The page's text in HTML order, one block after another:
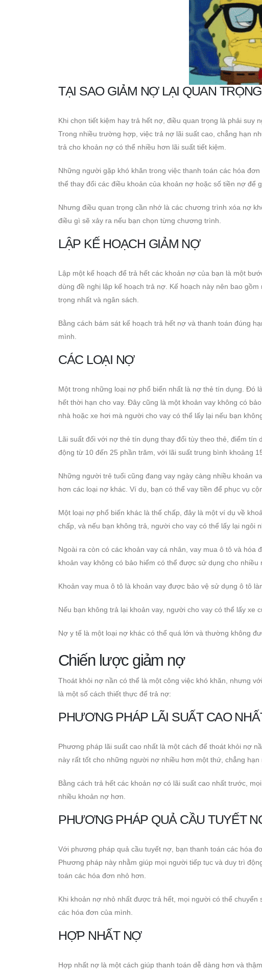
TẠI SAO GIẢM NỢ LẠI QUAN
Khi chọn tiết kiệm hay trả hết nợ, điều quan trọng là phải suy
Trong nhiều trường hợp, việc trả nợ lãi suất cao, chẳng hạn
trả cho khoản nợ có thể nhiều hơn lãi suất tiết kiệm.
Những người gặp khó khăn trong việc thanh toán các hóa
thể thay đổi các điều khoản của khoản nợ hoặc số tiền nợ để
Nhưng điều quan trọng cần nhớ là các chương trình xóa nợ
điều gì sẽ xảy ra nếu bạn chọn từng chương trình.
LẬP KẾ HOẠCH GIẢM NỢ
Lập một kế hoạch để trả hết các khoản nợ của bạn là một
dùng đề nghị lập kế hoạch trả nợ. Kế hoạch này nên bao
trọng nhất và ngân sách.
Bằng cách bám sát kế hoạch trả hết nợ và thanh toán đúng
mình.
CÁC LOẠI NỢ
Một trong những loại nợ phổ biến nhất là nợ thẻ tín dụng. Đó
hết thời hạn cho vay. Đây cũng là một khoản vay không có
nhà hoặc xe hơi mà người cho vay có thể lấy lại nếu bạn
Lãi suất đối với nợ thẻ tín dụng thay đổi tùy theo thẻ, điểm
động từ 10 đến 25 phần trăm, với lãi suất trung bình khoảng
Những người trẻ tuổi cũng đang vay ngày càng nhiều khoản
hơn các loại nợ khác. Ví dụ, bạn có thể vay tiền để phục vụ
Một loại nợ phổ biến khác là thế chấp, đây là một ví dụ về
chấp, và nếu bạn không trả, người cho vay có thể lấy lại ngôi
Ngoài ra còn có các khoản vay cá nhân, vay mua ô tô và
khoản vay không có bảo hiểm có thể được sử dụng cho
Khoản vay mua ô tô là khoản vay được bảo vệ sử dụng ô tô
Nếu bạn không trả lại khoản vay, người cho vay có thể lấy xe
Nợ y tế là một loại nợ khác có thể quá lớn và thường không
Chiến lược giảm nợ
Thoát khỏi nợ nần có thể là một công việc khó khăn, nhưng
là một số cách thiết thực để trả nợ:
PHƯƠNG PHÁP LÃI SUẤT CAO
Phương pháp lãi suất cao nhất là một cách để thoát khỏi nợ
này rất tốt cho những người nợ nhiều hơn một thứ, chẳng hạn
Bằng cách trả hết các khoản nợ có lãi suất cao nhất trước,
nhiều khoản nợ hơn.
PHƯƠNG PHÁP QUẢ CẦU TUYẾT
Với phương pháp quả cầu tuyết nợ, bạn thanh toán các hóa
Phương pháp này nhằm giúp mọi người tiếp tục và duy trì
toán các hóa đơn nhỏ hơn.
Khi khoản nợ nhỏ nhất được trả hết, mọi người có thể
các hóa đơn của mình.
HỢP NHẤT NỢ
Hợp nhất nợ là một cách giúp thanh toán dễ dàng hơn và